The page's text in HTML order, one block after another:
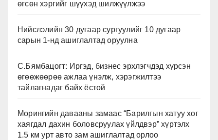
өгсөн хэргийг шүүхэд шилжүүлжээ
Нийслэлийн 30 дугаар сургуулийг 10 дугаар
сарын 1-нд ашиглалтад оруулна
С.Бямбацогт: Иргэд, бизнес эрхлэгчдэд хүрсэн
өгөөжөөрөө ажлаа үнэлж, хэрэгжилтээ
тайлагнадаг байх ёстой
Морингийн давааны замаас “Барилгын хатуу хог
хаягдал дахин боловсруулах үйлдвэр” хүртэлх
1.5 км урт авто зам ашиглалтад орлоо